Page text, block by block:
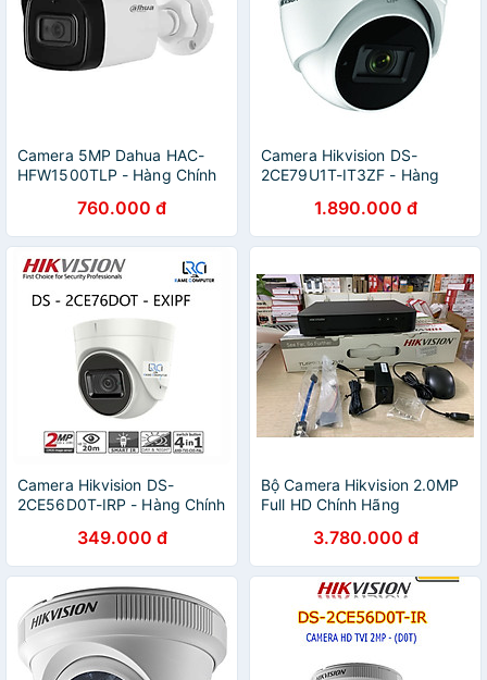
Camera 5MP Dahua HAC-
HFW1500TLP - Hàng Chính
760.000 đ
Camera Hikvision DS-
2CE79U1T-IT3ZF - Hàng
1.890.000 đ
Camera Hikvision DS-
2CE56D0T-IRP - Hàng Chính
349.000 đ
Bộ Camera Hikvision 2.0MP
Full HD Chính Hãng
3.780.000 đ